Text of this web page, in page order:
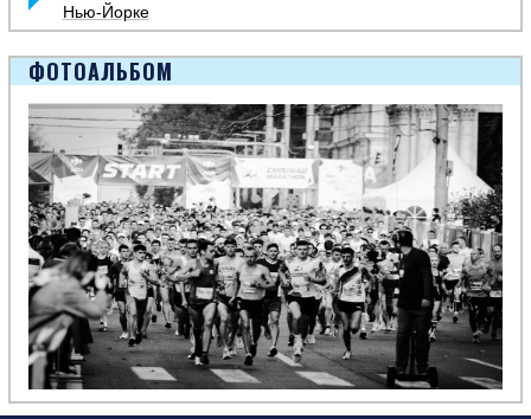
Нью-Йорке
ФОТОАЛЬБОМ